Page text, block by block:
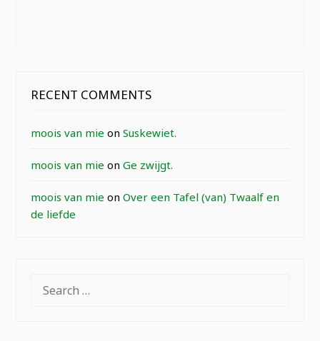
RECENT COMMENTS
moois van mie onSuskewiet.
moois van mie onGe zwijgt.
moois van mie onOver een Tafel (van) Twaalf en
de liefde
FOR: